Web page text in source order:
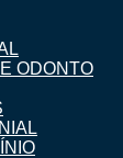
ODONTO